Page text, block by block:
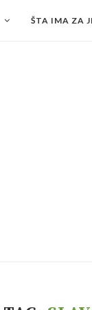
ŠTA IMA ZA